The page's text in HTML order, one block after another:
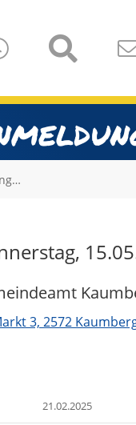
3, 2572
21.02.2025